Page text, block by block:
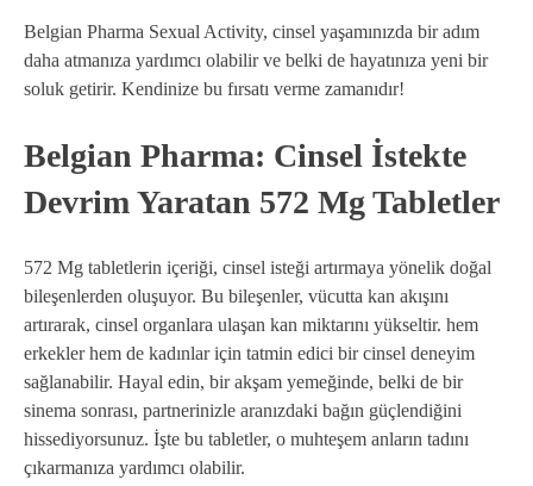
Belgian Pharma Sexual Activity, cinsel yaşamınızda bir adım
daha atmanıza yardımcı olabilir ve belki de hayatınıza yeni bir
soluk getirir. Kendinize bu fırsatı verme zamanıdır!
Belgian Pharma: Cinsel İstekte
Devrim Yaratan 572 Mg Tabletler
572 Mg tabletlerin içeriği, cinsel isteği artırmaya yönelik doğal
bileşenlerden oluşuyor. Bu bileşenler, vücutta kan akışını
artırarak, cinsel organlara ulaşan kan miktarını yükseltir. hem
erkekler hem de kadınlar için tatmin edici bir cinsel deneyim
sağlanabilir. Hayal edin, bir akşam yemeğinde, belki de bir
sinema sonrası, partnerinizle aranızdaki bağın güçlendiğini
hissediyorsunuz. İşte bu tabletler, o muhteşem anların tadını
çıkarmanıza yardımcı olabilir.